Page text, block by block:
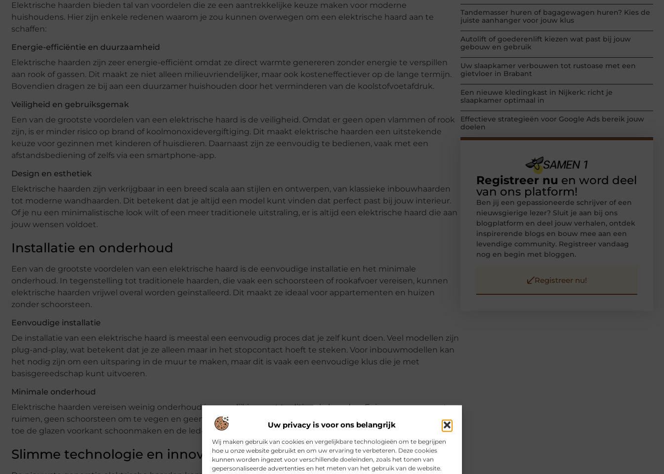
Uw privacy is voor ons belangrijk
Wij maken gebruik van cookies en vergelijkbare technologieën om te begrijpen
hoe u onze website gebruikt en om uw ervaring te verbeteren. Deze cookies
kunnen worden ingezet voor verschillende doeleinden, zoals het tonen van
gepersonaliseerde advertenties en het meten van het gebruik van de website.
Elektrische haarden bieden tal van voordelen die ze een aantrekkelijke keuze maken voor moderne
huishoudens. Hier zijn enkele redenen waarom je zou kunnen overwegen om een elektrische haard aan te
schaffen:
Energie-efficiëntie en duurzaamheid
Elektrische haarden zijn zeer energie-efficiënt omdat ze direct warmte genereren zonder energie te verspillen
aan rook of gassen. Dit maakt ze niet alleen milieuvriendelijker, maar ook kosteneffectiever op de lange termijn.
Bovendien dragen ze bij aan een duurzamer huishouden door het verminderen van de koolstofvoetafdruk.
Veiligheid en gebruiksgemak
Een van de grootste voordelen van een elektrische haard is de veiligheid. Omdat er geen open vlammen of rook
zijn, is er minder risico op brand of koolmonoxidevergiftiging. Dit maakt elektrische haarden een uitstekende
keuze voor gezinnen met kinderen of huisdieren. Daarnaast zijn ze eenvoudig te bedienen, vaak met een
afstandsbediening of zelfs via een smartphone-app.
Design en esthetiek
Elektrische haarden zijn verkrijgbaar in een breed scala aan stijlen en ontwerpen, van klassieke inbouwhaarden
tot moderne wandhaarden. Dit betekent dat je altijd een model kunt vinden dat perfect past bij jouw interieur.
Of je nu een minimalistische look wilt of een meer traditionele uitstraling, er is altijd een elektrische haard die aan
jouw wensen voldoet.
Installatie en onderhoud
Een van de grootste voordelen van een elektrische haard is de eenvoudige installatie en het minimale
onderhoud. In tegenstelling tot traditionele haarden, die vaak een schoorsteen of rookafvoer vereisen, kunnen
elektrische haarden vrijwel overal worden geïnstalleerd. Dit maakt ze ideaal voor appartementen en huizen
zonder schoorsteen.
Eenvoudige installatie
De installatie van een elektrische haard is meestal een eenvoudig proces dat je zelf kunt doen. Veel modellen zijn
plug-and-play, wat betekent dat je ze alleen maar in het stopcontact hoeft te steken. Voor inbouwmodellen kan
het nodig zijn om een uitsparing in de muur te maken, maar dit is vaak een eenvoudige klus die je met
basisgereedschap kunt uitvoeren.
Minimale onderhoud
Elektrische haarden vereisen weinig onderhoud in vergelijking met traditionele haarden. Er is geen as om op te
ruimen, geen schoorsteen om te vegen en geen brandstof om op te slaan. Het enige wat je hoeft te doen is af en
toe de glazen voorkant schoonmaken en de led-lampen vervangen als dat nodig is.
Slimme technologie en innovaties
Tandemasser huren of bagagewagen huren? Kies de
juiste aanhanger voor jouw klus
Autolift of goederenlift kiezen wat past bij jouw
gebouw en gebruik
Uw slaapkamer verbouwen tot rustoase met een
gietvloer in Brabant
Een nieuwe kledingkast in Nijkerk: richt je
slaapkamer optimaal in
Effectieve strategieën voor Google Ads bereik jouw
doelen
Registreer nu en word deel
van ons platform!
Ben jij een gepassioneerde schrijver of een
nieuwsgierige lezer? Sluit je aan bij ons
blogplatform en deel jouw verhalen, ontdek
inspirerende blogs en bouw mee aan een
levendige community. Registreer vandaag
nog en begin met bloggen.
Registreer nu!